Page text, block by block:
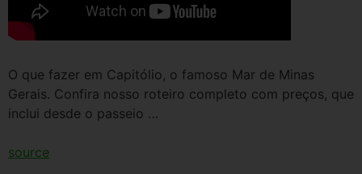
O que fazer em Capitólio, o famoso Mar de Minas
Gerais. Confira nosso roteiro completo com preços, que
inclui desde o passeio …
source